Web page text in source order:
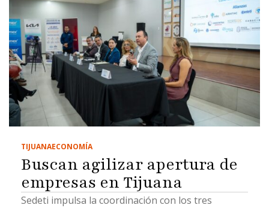
TIJUANAECONOMÍA
Buscan agilizar apertura de
empresas en Tijuana
Sedeti impulsa la coordinación con los tres